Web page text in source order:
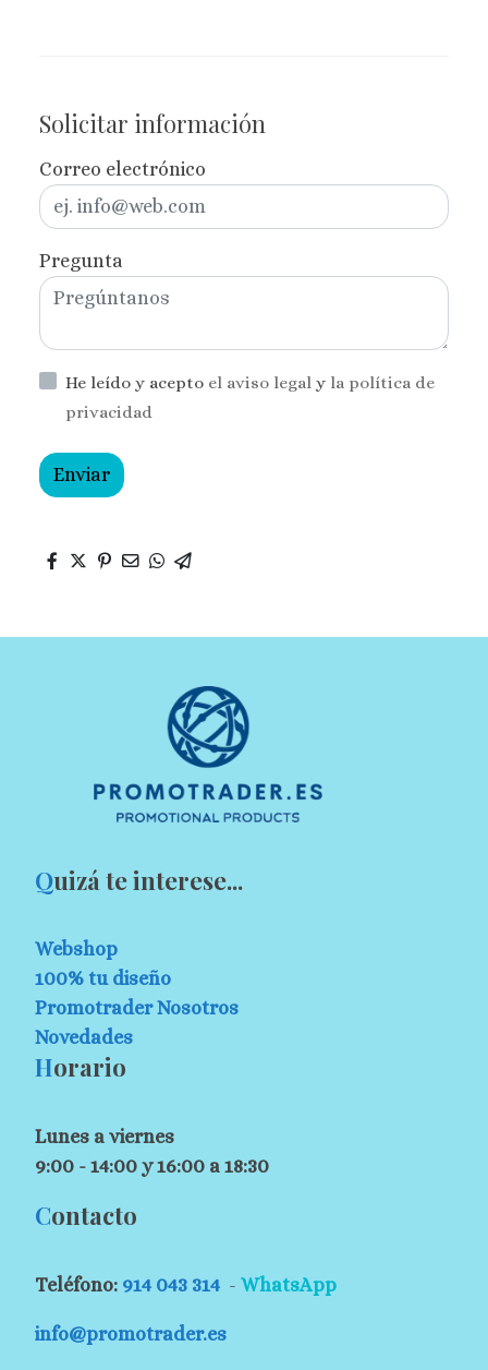
Solicitar información
Correo electrónico
Pregunta
He leído y acepto el aviso legal y la política de
privacidad
Enviar
Quizá te interese...
Webshop
100% tu diseño
Promotrader Nosotros
Novedades
Horario
Lunes a viernes
9:00 - 14:00 y 16:00 a 18:30
Contacto
Teléfono: 914 043 314 - WhatsApp
info@promotrader.es